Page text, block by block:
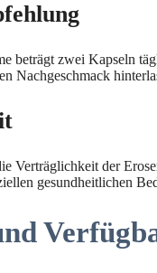
beträgt zwei Kapseln
Nachgeschmack
Verträglichkeit der
gesundheitlichen